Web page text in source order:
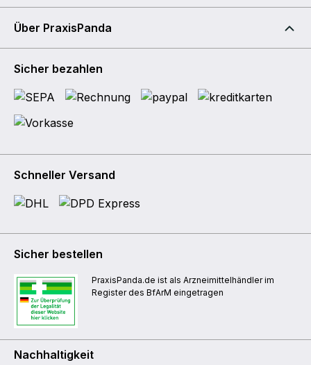
Über PraxisPanda
Sicher bezahlen
Schneller Versand
Sicher bestellen
PraxisPanda.de ist als Arzneimittelhändler im
Register des BfArM eingetragen
Nachhaltigkeit